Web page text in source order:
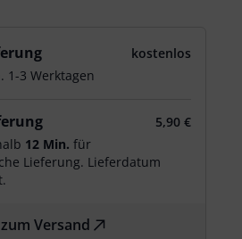
kostenlos
1-3 Werktagen
5,90 €
12 Min. für
Lieferung. Lieferdatum
Versand